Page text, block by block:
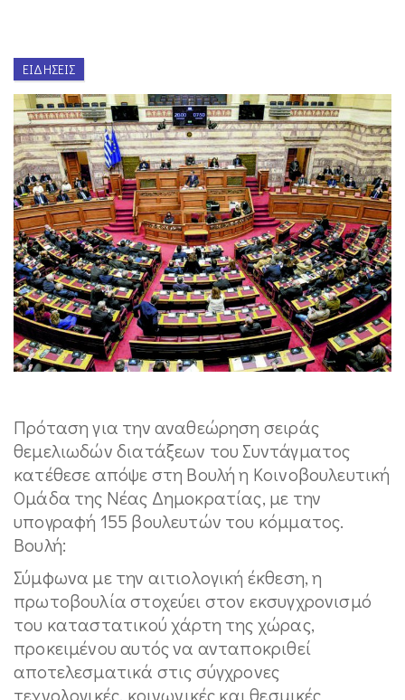
ΕΙΔΉΣΕΙΣ
Πρόταση για την αναθεώρηση σειράς
θεμελιωδών διατάξεων του Συντάγματος
κατέθεσε απόψε στη Βουλή η Κοινοβουλευτική
Ομάδα της Νέας Δημοκρατίας, με την
υπογραφή 155 βουλευτών του κόμματος.
Βουλή:
Σύμφωνα με την αιτιολογική έκθεση, η
πρωτοβουλία στοχεύει στον εκσυγχρονισμό
του καταστατικού χάρτη της χώρας,
προκειμένου αυτός να ανταποκριθεί
αποτελεσματικά στις σύγχρονες
τεχνολογικές, κοινωνικές και θεσμικές